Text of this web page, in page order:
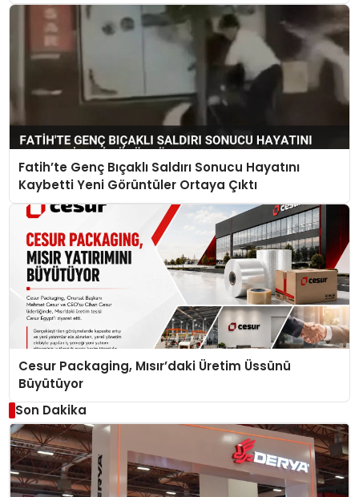
Fatih’te Genç Bıçaklı Saldırı Sonucu Hayatını
Kaybetti Yeni Görüntüler Ortaya Çıktı
Cesur Packaging, Mısır’daki Üretim Üssünü
Büyütüyor
Son Dakika